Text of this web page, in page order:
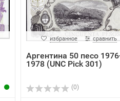
избранное сравнить
Аргентина 50 песо
1978 (UNC Pick 301)
(0)